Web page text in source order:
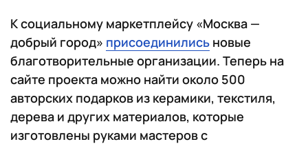
К социальному маркетплейсу «Москва —
добрый город» присоединились новые
благотворительные организации. Теперь на
сайте проекта можно найти около 500
авторских подарков из керамики, текстиля,
дерева и других материалов, которые
изготовлены руками мастеров с